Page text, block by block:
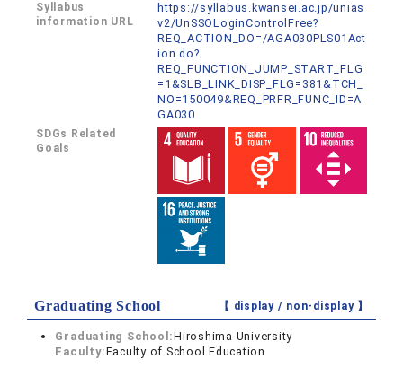
Syllabus
information URL
https://syllabus.kwansei.ac.jp/unias
v2/UnSSOLoginControlFree?
REQ_ACTION_DO=/AGA030PLS01Act
ion.do?
REQ_FUNCTION_JUMP_START_FLG
=1&SLB_LINK_DISP_FLG=381&TCH_
NO=150049&REQ_PRFR_FUNC_ID=A
GA030
SDGs Related
Goals
Graduating School 【 display / non-display】
Graduating School:Hiroshima University
Faculty:Faculty of School Education